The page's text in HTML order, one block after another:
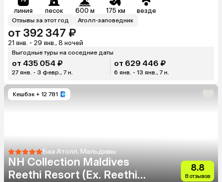
линия песок 600 м 175 км везде
Отзывы за этот год Атолл-заповедник
от 392 347 ₽
21 янв. - 29 янв., 8 ночей
Выгодные туры на соседние даты
от 435 054 ₽
27 янв. - 3 февр., 7 н.
от 629 446 ₽
6 янв. - 13 янв., 7 н.
Кешбэк + 12 781
Баа Атолл, Мальдивы
NH Collection Maldives
Reethi Resort (Ex. Reethi
8.8
8 отзывов